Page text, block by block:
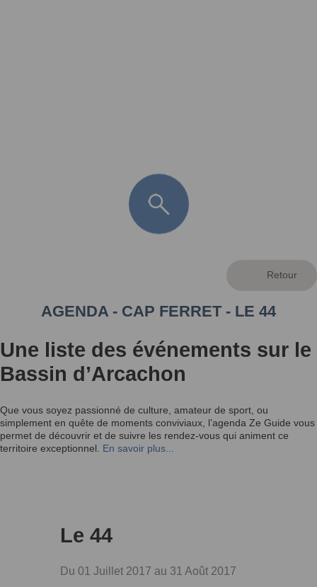
AGENDA - CAP FERRET - LE 44
Une liste des événements sur le
Bassin d’Arcachon
Que vous soyez passionné de culture, amateur de sport, ou
simplement en quête de moments conviviaux, l’agenda Ze Guide vous
permet de découvrir et de suivre les rendez-vous qui animent ce
territoire exceptionnel. En savoir plus...
Le 44
Du 01 Juillet 2017 au 31 Août 2017